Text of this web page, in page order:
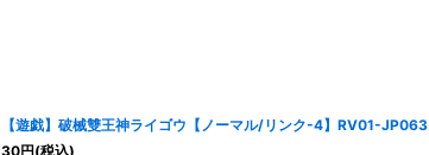
【遊戯】破械雙王神ライゴウ【ノーマル/リンク-4】RV01-JP063
30円(税込)